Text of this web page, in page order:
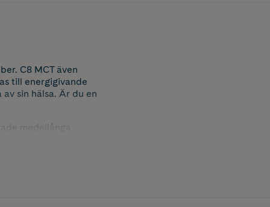
C8 MCT även
till energigivande
sin hälsa. Är du en
medellånga